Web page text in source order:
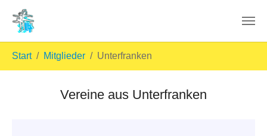
Start Mitglieder Unterfranken
Vereine aus Unterfranken